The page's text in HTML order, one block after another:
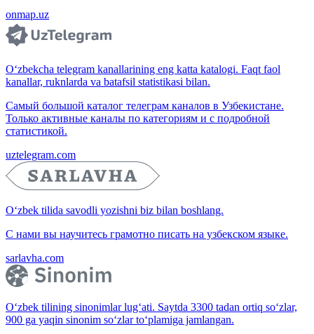
onmap.uz
O‘zbekcha telegram kanallarining eng katta katalogi. Faqt faol
kanallar, ruknlarda va batafsil statistikasi bilan.
Самый большой каталог телеграм каналов в Узбекистане.
Только активные каналы по категориям и с подробной
статистикой.
uztelegram.com
O‘zbek tilida savodli yozishni biz bilan boshlang.
С нами вы научитесь грамотно писать на узбекском языке.
sarlavha.com
O‘zbek tilining sinonimlar lug‘ati. Saytda 3300 tadan ortiq so‘zlar,
900 ga yaqin sinonim so‘zlar to‘plamiga jamlangan.